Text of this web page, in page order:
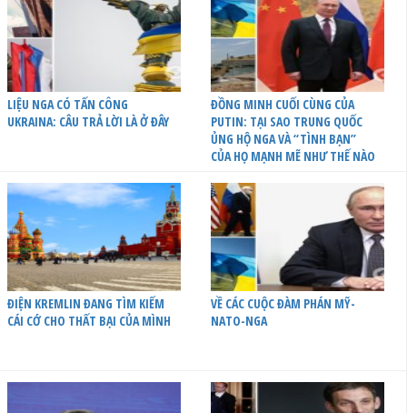
LIỆU NGA CÓ TẤN CÔNG
UKRAINA: CÂU TRẢ LỜI LÀ Ở ĐÂY
ĐỒNG MINH CUỐI CÙNG CỦA
PUTIN: TẠI SAO TRUNG QUỐC
ỦNG HỘ NGA VÀ “TÌNH BẠN”
CỦA HỌ MẠNH MẼ NHƯ THẾ NÀO
ĐIỆN KREMLIN ĐANG TÌM KIẾM
CÁI CỚ CHO THẤT BẠI CỦA MÌNH
VỀ CÁC CUỘC ĐÀM PHÁN MỸ-
NATO-NGA